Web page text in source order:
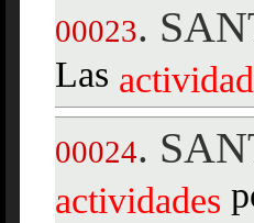
00023.
Las
00024.
actividades